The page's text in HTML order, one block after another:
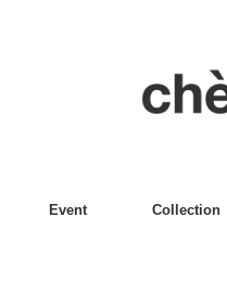
Event Collection